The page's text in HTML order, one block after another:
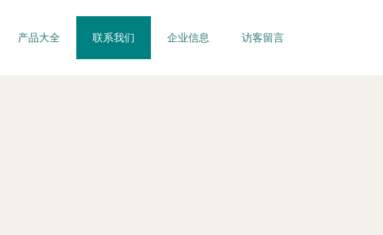
产品大全 联系我们 企业信息 访客留言